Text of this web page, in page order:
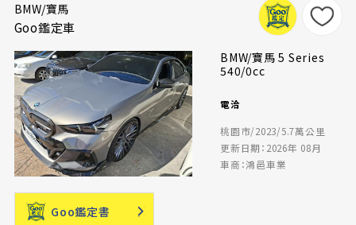
BMW/寶馬
Goo鑑定車
BMW/寶馬 5 Series
540/0cc
電洽
桃園市/2023/5.7萬公里
更新日期：2026年 08月
車商：鴻邑車業
Goo鑑定書